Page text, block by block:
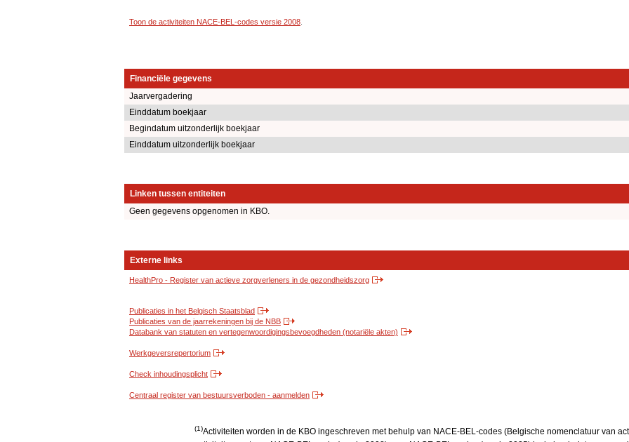
Toon de activiteiten NACE-BEL-codes versie 2008
Financiële gegevens
Jaarvergadering
Einddatum boekjaar
Begindatum uitzonderlijk boekjaar
Einddatum uitzonderlijk boekjaar
Linken tussen entiteiten
Geen gegevens opgenomen in KBO.
Externe links
HealthPro - Register van actieve zorgverleners in de gezondheidszorg
Publicaties in het Belgisch Staatsblad
Publicaties van de jaarrekeningen bij de NBB
Databank van statuten en vertegenwoordigingsbevoegdheden (notariële akten)
Werkgeversrepertorium
Check inhoudingsplicht
Centraal register van bestuursverboden - aanmelden
(1)Activiteiten worden in de KBO ingeschreven met behulp van NACE-BEL-codes (Belgische nomenclatuur van